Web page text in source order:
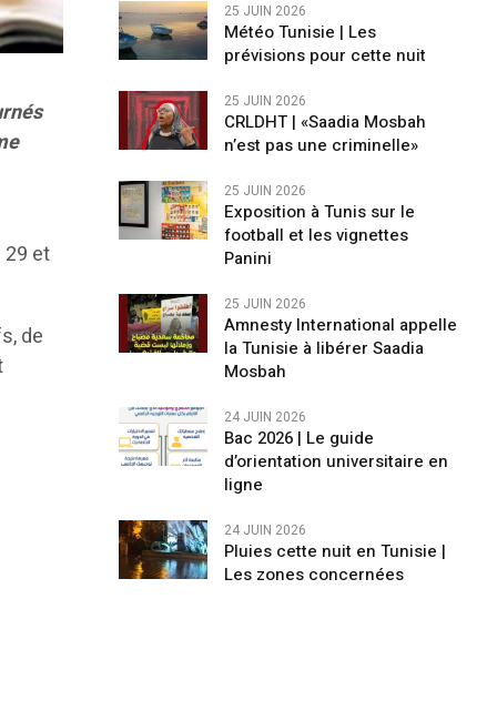
et
de
25 JUIN 2026
Météo Tunisie | Les
prévisions pour cette nuit
25 JUIN 2026
CRLDHT | «Saadia Mosbah
n’est pas une criminelle»
25 JUIN 2026
Exposition à Tunis sur le
football et les vignettes
Panini
25 JUIN 2026
Amnesty International appelle
la Tunisie à libérer Saadia
Mosbah
24 JUIN 2026
Bac 2026 | Le guide
d’orientation universitaire en
ligne
24 JUIN 2026
Pluies cette nuit en Tunisie |
Les zones concernées